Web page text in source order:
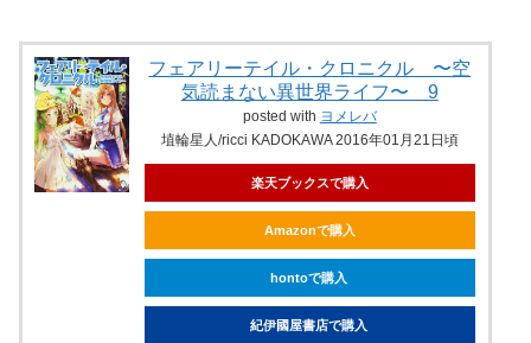
フェアリーテイル・クロニクル 〜空
気読まない異世界ライフ〜 9
posted with ヨメレバ
埴輪星人/ricci KADOKAWA 2016年01月21日頃
楽天ブックスで購入
Amazonで購入
hontoで購入
紀伊國屋書店で購入